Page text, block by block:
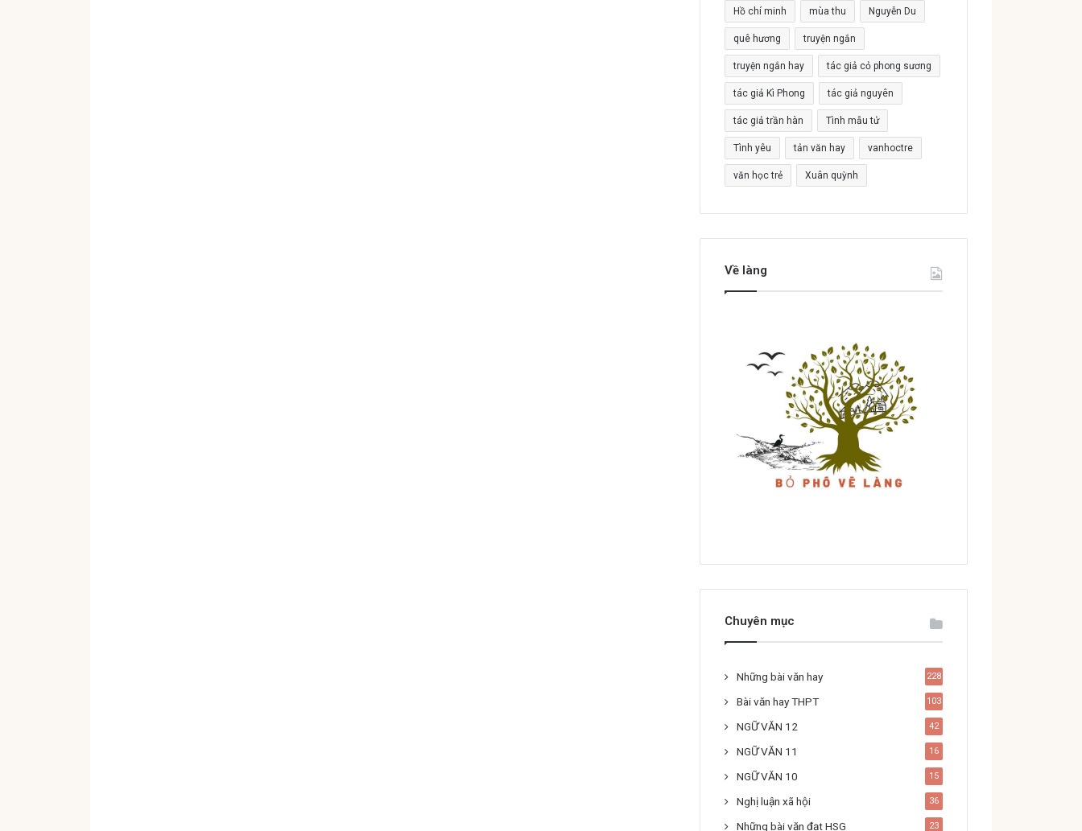
Hồ chí minh mùa thu Nguyễn Du
quê hương truyện ngắn
truyện ngắn hay tác giả cỏ phong sương
tác giả Kì Phong tác giả nguyên
tác giả trần hàn Tình mẫu tử
Tình yêu tản văn hay vanhoctre
văn học trẻ Xuân quỳnh
Về làng
Chuyên mục
Những bài văn hay 228
Bài văn hay THPT 103
NGỮ VĂN 12 42
NGỮ VĂN 11 16
NGỮ VĂN 10 15
Nghị luận xã hội 36
Những bài văn đạt HSG 23